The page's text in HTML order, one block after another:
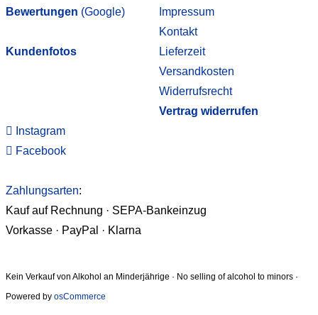
Bewertungen (Google)
Kundenfotos
Impressum
Kontakt
Lieferzeit
Versandkosten
Widerrufsrecht
Vertrag widerrufen
Instagram
Facebook
Zahlungsarten:
Kauf auf Rechnung · SEPA-Bankeinzug
Vorkasse · PayPal · Klarna
Kein Verkauf von Alkohol an Minderjährige · No selling of alcohol to minors ·
Powered by osCommerce